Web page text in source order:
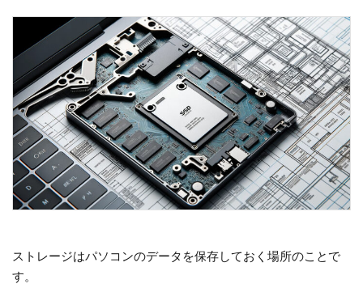
ストレージはパソコンのデータを保存しておく場所のことで
す。